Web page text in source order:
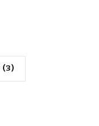
(3)